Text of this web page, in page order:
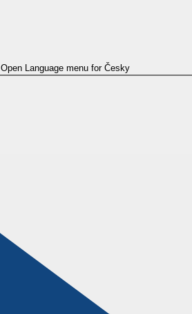
Open Language menu for Česky